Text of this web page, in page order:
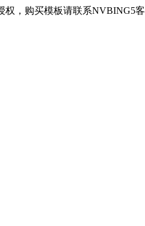
，购买模板请联系NVBING5客